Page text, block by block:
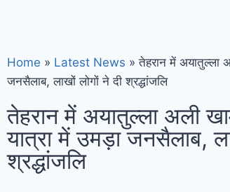
Home » Latest News » तेहरान में अयातुल्ला
जनसैलाब, लाखों लोगों ने दी श्रद्धांजलि
तेहरान में अयातुल्ला अली
यात्रा में उमड़ा जनसैलाब,
श्रद्धांजलि